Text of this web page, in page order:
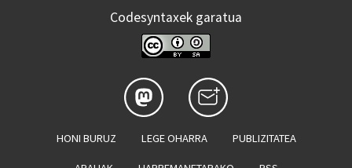
Codesyntaxek garatua
HONI BURUZ LEGE OHARRA PUBLIZITATEA